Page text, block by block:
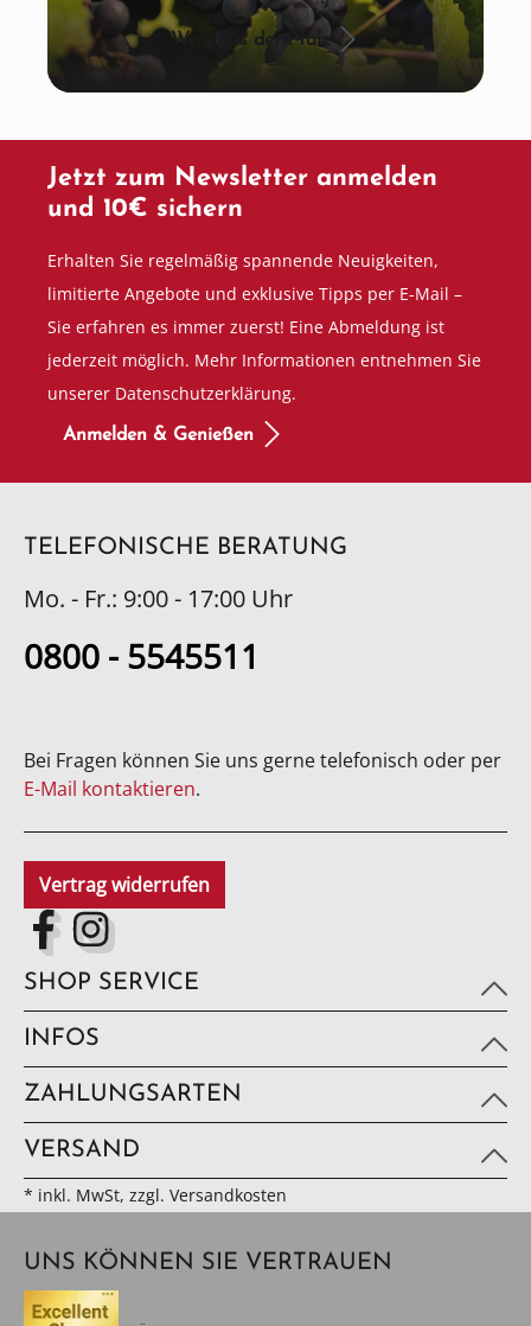
Wein aus der Pfalz
Jetzt zum Newsletter anmelden
und 10€ sichern
Erhalten Sie regelmäßig spannende Neuigkeiten,
limitierte Angebote und exklusive Tipps per E-Mail –
Sie erfahren es immer zuerst! Eine Abmeldung ist
jederzeit möglich. Mehr Informationen entnehmen Sie
unserer Datenschutzerklärung.
Anmelden & Genießen
TELEFONISCHE BERATUNG
Mo. - Fr.: 9:00 - 17:00 Uhr
0800 - 5545511
Bei Fragen können Sie uns gerne telefonisch oder per
E-Mail kontaktieren.
Vertrag widerrufen
SHOP SERVICE
INFOS
ZAHLUNGSARTEN
VERSAND
* inkl. MwSt, zzgl. Versandkosten
UNS KÖNNEN SIE VERTRAUEN